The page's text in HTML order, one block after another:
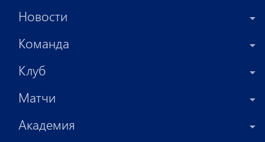
Новости
Команда
Клуб
Матчи
Академия